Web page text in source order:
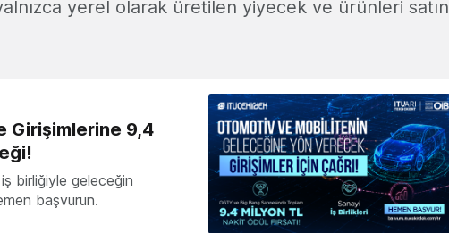
yerel olarak üretilen yiyecek ve ürünleri satın
Girişimlerine 9,4
birliğiyle geleceğin
başvurun.